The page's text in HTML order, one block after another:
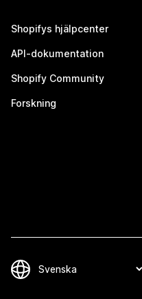
Shopifys hjälpcenter
API-dokumentation
Shopify Community
Forskning